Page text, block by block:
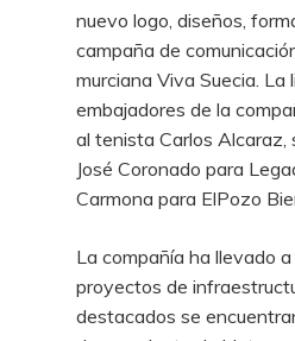
nuevo logo, diseños,
campaña de
murciana Viva Suecia. La
embajadores de la
al tenista Carlos Alcaraz,
José Coronado para
Carmona para ElPozo
La compañía ha llevado
proyectos de
destacados se